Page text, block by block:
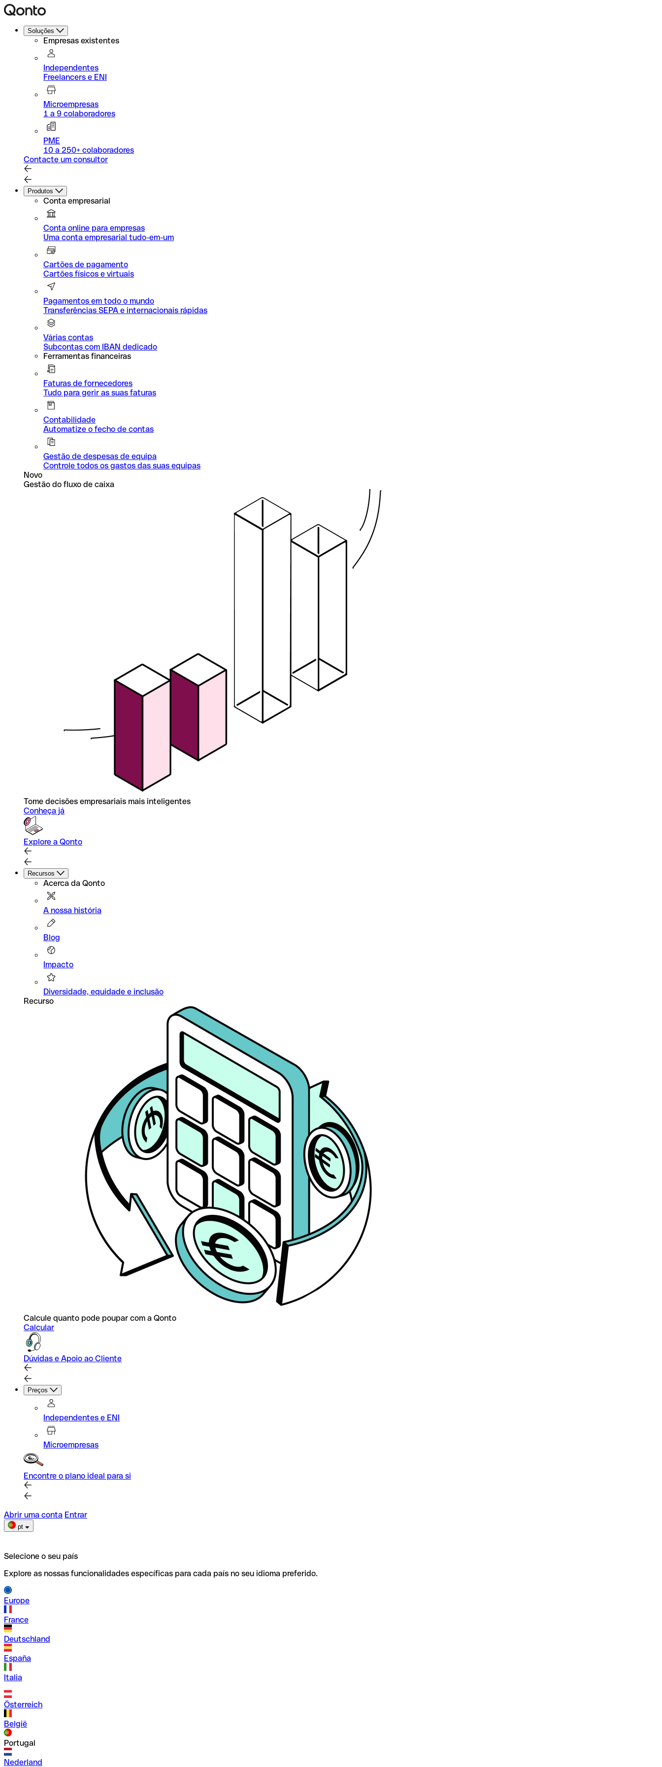
Soluções
Empresas existentes
Independentes
Freelancers e ENI
Microempresas
1 a 9 colaboradores
PME
10 a 250+ colaboradores
Contacte um consultor
Produtos
Conta empresarial
Conta online para empresas
Uma conta empresarial tudo-em-um
Cartões de pagamento
Cartões físicos e virtuais
Pagamentos em todo o mundo
Transferências SEPA e internacionais rápidas
Várias contas
Subcontas com IBAN dedicado
Ferramentas financeiras
Faturas de fornecedores
Tudo para gerir as suas faturas
Contabilidade
Automatize o fecho de contas
Gestão de despesas de equipa
Controle todos os gastos das suas equipas
Novo
Gestão do fluxo de caixa
Tome decisões empresariais mais inteligentes
Conheça já
Explore a Qonto
Recursos
Acerca da Qonto
A nossa história
Blog
Impacto
Diversidade, equidade e inclusão
Recurso
Calcule quanto pode poupar com a Qonto
Calcular
Dúvidas e Apoio ao Cliente
Preços
Independentes e ENI
Microempresas
Encontre o plano ideal para si
Abrir uma conta Entrar
pt
Selecione o seu país
Explore as nossas funcionalidades específicas para cada país no seu idioma preferido.
Europe
France
Deutschland
España
Italia
Österreich
België
Portugal
Nederland